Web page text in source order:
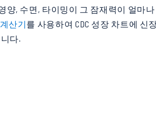
양, 수면, 타이밍이 그 잠재력이 얼마
산기를 사용하여 CDC 성장 차트에
다.